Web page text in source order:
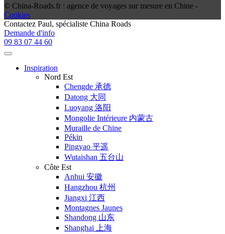
© China-Roads.fr : agence de voyages sur mesure en Chine -
Cookies
Contactez Paul, spécialiste China Roads
Demande d'info
09 83 07 44 60
Inspiration
Nord Est
Chengde 承德
Datong 大同
Luoyang 洛阳
Mongolie Intérieure 内蒙古
Muraille de Chine
Pékin
Pingyao 平遥
Wutaishan 五台山
Côte Est
Anhui 安徽
Hangzhou 杭州
Jiangxi 江西
Montagnes Jaunes
Shandong 山东
Shanghai 上海